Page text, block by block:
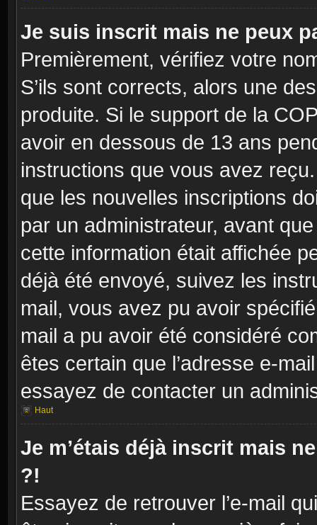
Je suis inscrit mais ne peux
Premièrement, vérifiez votre
S’ils sont corrects, alors une
produite. Si le support de la
avoir en dessous de 13 ans
instructions que vous avez
que les nouvelles inscriptions
par un administrateur, avant
cette information était affichée
déjà été envoyé, suivez les
mail, vous avez pu avoir
mail a pu avoir été considéré
êtes certain que l’adresse e-
essayez de contacter un
Haut
Je m’étais déjà inscrit mais
?!
Essayez de retrouver l’e-mail